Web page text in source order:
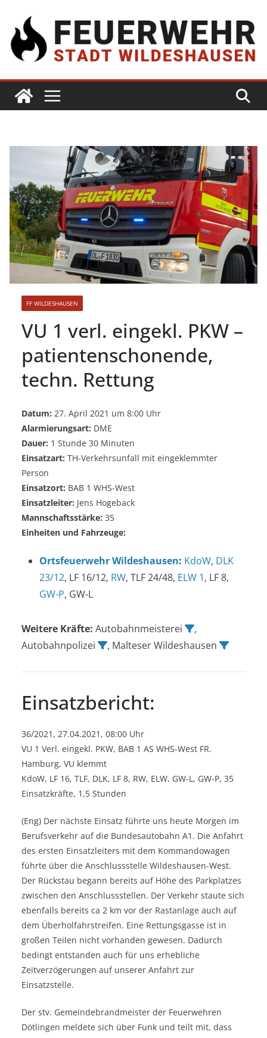
FF WILDESHAUSEN
VU 1 verl. eingekl. PKW –
patientenschonende,
techn. Rettung
Datum: 27. April 2021 um 8:00 Uhr
Alarmierungsart: DME
Dauer: 1 Stunde 30 Minuten
Einsatzart: TH-Verkehrsunfall mit eingeklemmter
Person
Einsatzort: BAB 1 WHS-West
Einsatzleiter: Jens Hogeback
Mannschaftsstärke: 35
Einheiten und Fahrzeuge:
Ortsfeuerwehr Wildeshausen: KdoW, DLK
23/12, LF 16/12, RW, TLF 24/48, ELW 1, LF 8,
GW-P, GW-L
Weitere Kräfte: Autobahnmeisterei
,
Autobahnpolizei
, Malteser Wildeshausen
Einsatzbericht:
36/2021, 27.04.2021, 08:00 Uhr
VU 1 Verl. eingekl. PKW, BAB 1 AS WHS-West FR.
Hamburg, VU klemmt
KdoW, LF 16, TLF, DLK, LF 8, RW, ELW, GW-L, GW-P, 35
Einsatzkräfte, 1,5 Stunden
(Eng) Der nächste Einsatz führte uns heute Morgen im
Berufsverkehr auf die Bundesautobahn A1. Die Anfahrt
des ersten Einsatzleiters mit dem Kommandowagen
führte über die Anschlussstelle Wildeshausen-West.
Der Rückstau begann bereits auf Höhe des Parkplatzes
zwischen den Anschlussstellen. Der Verkehr staute sich
ebenfalls bereits ca 2 km vor der Rastanlage auch auf
dem Überholfahrstreifen. Eine Rettungsgasse ist in
großen Teilen nicht vorhanden gewesen. Dadurch
bedingt entstanden auch für uns erhebliche
Zeitverzögerungen auf unserer Anfahrt zur
Einsatzstelle.
Der stv. Gemeindebrandmeister der Feuerwehren
Dötlingen meldete sich über Funk und teilt mit, dass